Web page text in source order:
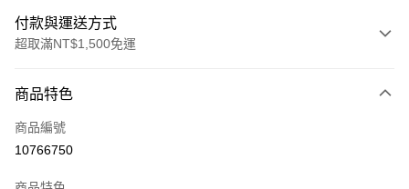
付款與運送方式
超取滿NT$1,500免運
信用卡一次付款
超商取貨付款
商品特色
商品編號
10766750